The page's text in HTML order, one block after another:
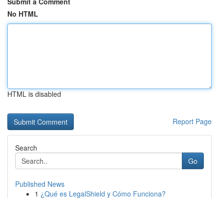
No HTML
HTML is disabled
Report Page
Search
Go
Published News
1 ¿Qué es LegalShield y Cómo Funciona?